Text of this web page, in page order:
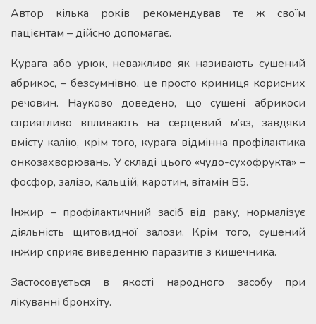
Автор кілька років рекомендував те ж своїм
пацієнтам – дійсно допомагає.
Курага або урюк, неважливо як називають сушений
абрикос, – безсумнівно, це просто криниця корисних
речовин. Науково доведено, що сушені абрикоси
сприятливо впливають на серцевий м’яз, завдяки
вмісту калію, крім того, курага відмінна профілактика
онкозахворювань. У складі цього «чудо-сухофрукта» –
фосфор, залізо, кальцій, каротин, вітамін В5.
Інжир – профілактичний засіб від раку, нормалізує
діяльність щитовидної залози. Крім того, сушений
інжир сприяє виведенню паразитів з кишечника.
Застосовується в якості народного засобу при
лікуванні бронхіту.